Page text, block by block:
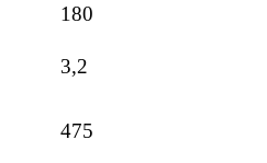
180
3,2
475